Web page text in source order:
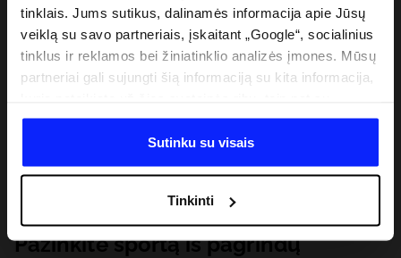
tinklais. Jums sutikus, dalinamės informacija apie Jūsų
veiklą su savo partneriais, įskaitant „Google“, socialinius
tinklus ir reklamos bei žiniatinklio analizės įmones. Mūsų
partneriai gali sujungti šią informaciją su kita informacija,
duomenimis, kuriuos jie gauna, kai naudojatės jų
paslaugomis. Gavus Jūsų leidimą, mes galime perduoti
Jūsų asmeninę informaciją savo partneriams, siekdami
analitinius tyrimus, pritaikyti turinį ir tobulinti mūsų
partnerių siūlomus sprendimus (pvz., socialinius tinklus).
Išsamią informaciją rasite mūsų Privatumo politikoje ir
Sutinku su visais
Tinkinti
Pažinkite sportą iš pagrindų